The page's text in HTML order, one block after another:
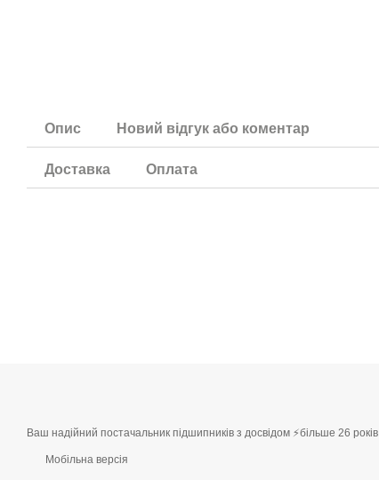
Опис Новий відгук або коментар
Доставка Оплата
Ваш надійний постачальник підшипників з досвідом ⚡більше 26 років
Мобільна версія